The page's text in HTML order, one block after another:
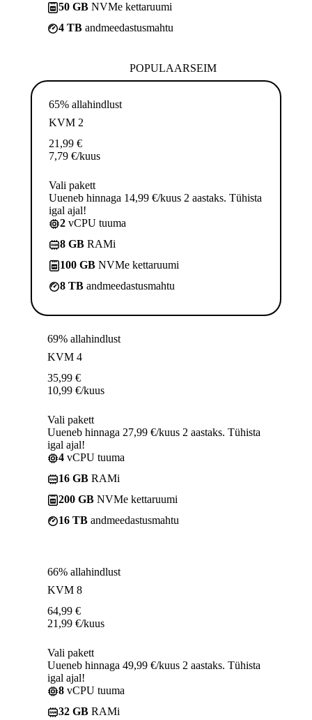
50 GB NVMe kettaruumi
4 TB andmeedastusmahtu
POPULAARSEIM
65% allahindlust
KVM 2
21,99 €
7,79 €/kuus
Vali pakett
Uueneb hinnaga 14,99 €/kuus 2 aastaks. Tühista
igal ajal!
2 vCPU tuuma
8 GB RAMi
100 GB NVMe kettaruumi
8 TB andmeedastusmahtu
69% allahindlust
KVM 4
35,99 €
10,99 €/kuus
Vali pakett
Uueneb hinnaga 27,99 €/kuus 2 aastaks. Tühista
igal ajal!
4 vCPU tuuma
16 GB RAMi
200 GB NVMe kettaruumi
16 TB andmeedastusmahtu
66% allahindlust
KVM 8
64,99 €
21,99 €/kuus
Vali pakett
Uueneb hinnaga 49,99 €/kuus 2 aastaks. Tühista
igal ajal!
8 vCPU tuuma
32 GB RAMi